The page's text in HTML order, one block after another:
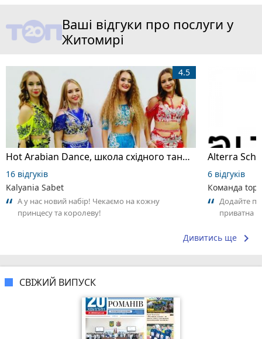
Ваші відгуки про послуги у
Житомирі
Hot Arabian Dance, школа східного танцю
4.5
16 відгуків
Kalyania Sabet
А у нас новий набір! Чекаємо на кожну
принцесу та королеву!
6 відгуків
Команда
Додайте
приватна
Дивитись ще keyboard_arrow_right
СВІЖИЙ ВИПУСК